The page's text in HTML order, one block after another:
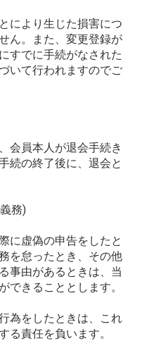
により生じた損害につ
ん。また、変更登録が
すでに手続がなされた
いて行われますのでご
会員本人が退会手続き
続の終了後に、退会と
務)
に虚偽の申告をしたと
を怠ったとき、その他
事由があるときは、当
できることとします。
為をしたときは、これ
る責任を負います。